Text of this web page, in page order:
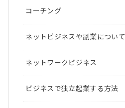
コーチング
ネットビジネスや副業について
ネットワークビジネス
ビジネスで独立起業する方法